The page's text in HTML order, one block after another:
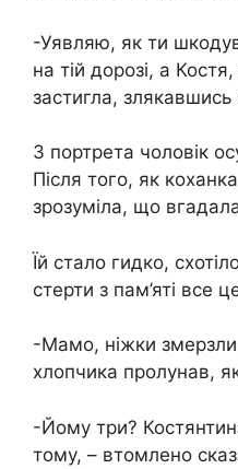
-Уявляю, як ти
на тій дорозі, а
застигла, злякавшись
З портрета чоловік
Після того, як
зрозуміла, що
Їй стало гидко,
стерти з пам’яті все
-Мамо, ніжки
хлопчика пролунав,
-Йому три?
тому, – втомлено